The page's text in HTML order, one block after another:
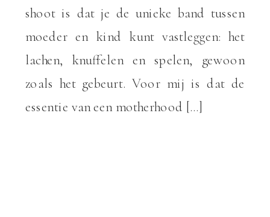
shoot is dat je de unieke band tussen
moeder en kind kunt vastleggen: het
lachen, knuffelen en spelen, gewoon
zoals het gebeurt. Voor mij is dat de
essentie van een motherhood […]